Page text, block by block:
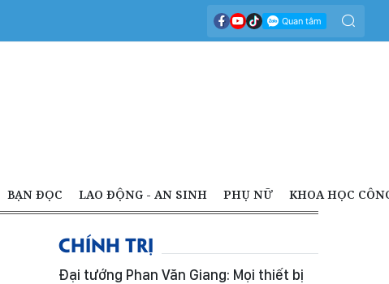
BẠN ĐỌC LAO ĐỘNG - AN SINH PHỤ NỮ KHOA HỌC
CHÍNH TRỊ
Đại tướng Phan Văn Giang: Mọi thiết bị